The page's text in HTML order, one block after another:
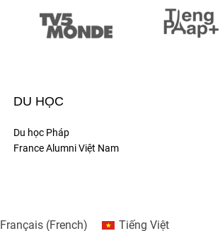
DU HỌC
Du học Pháp
France Alumni Việt Nam
Français(French) Tiếng Việt